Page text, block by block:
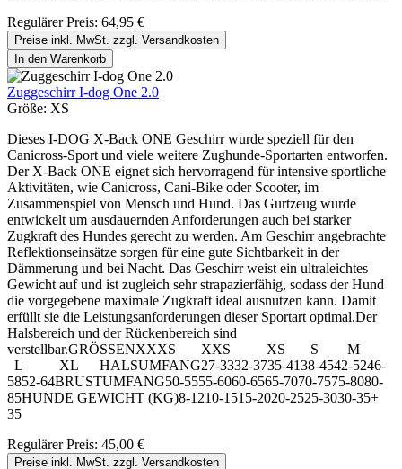
Regulärer Preis: 64,95 €
Preise inkl. MwSt. zzgl. Versandkosten
In den Warenkorb
Zuggeschirr I-dog One 2.0
Größe: XS
Dieses I-DOG X-Back ONE Geschirr wurde speziell für den
Canicross-Sport und viele weitere Zughunde-Sportarten entworfen.
Der X-Back ONE eignet sich hervorragend für intensive sportliche
Aktivitäten, wie Canicross, Cani-Bike oder Scooter, im
Zusammenspiel von Mensch und Hund. Das Gurtzeug wurde
entwickelt um ausdauernden Anforderungen auch bei starker
Zugkraft des Hundes gerecht zu werden. Am Geschirr angebrachte
Reflektionseinsätze sorgen für eine gute Sichtbarkeit in der
Dämmerung und bei Nacht. Das Geschirr weist ein ultraleichtes
Gewicht auf und ist zugleich sehr strapazierfähig, sodass der Hund
die vorgegebene maximale Zugkraft ideal ausnutzen kann. Damit
erfüllt sie die Leistungsanforderungen dieser Sportart optimal.Der
Halsbereich und der Rückenbereich sind
verstellbar.GRÖSSENXXXS XXS XS S M
L XL HALSUMFANG27-3332-3735-4138-4542-5246-
5852-64BRUSTUMFANG50-5555-6060-6565-7070-7575-8080-
85HUNDE GEWICHT (KG)8-1210-1515-2020-2525-3030-35+
35
Regulärer Preis: 45,00 €
Preise inkl. MwSt. zzgl. Versandkosten